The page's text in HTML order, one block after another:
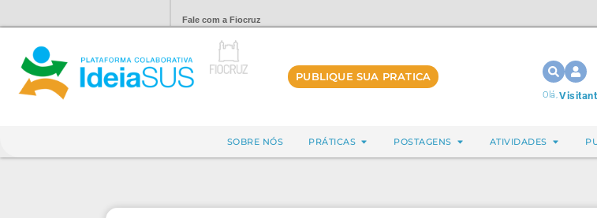
Fale com a Fiocruz
PUBLIQUE SUA PRATICA
Olá,
SOBRE NÓS PRÁTICAS POSTAGENS ATIVIDADES